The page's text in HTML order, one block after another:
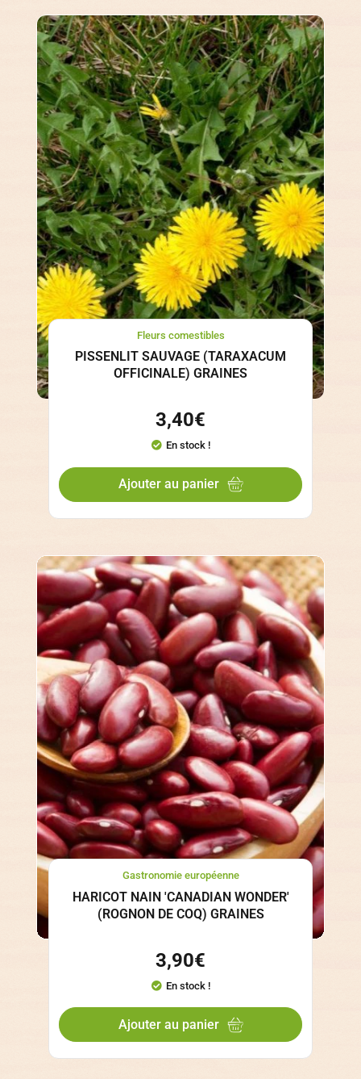
Fleurs comestibles
PISSENLIT SAUVAGE (TARAXACUM
OFFICINALE) GRAINES
3,40€
En stock !
Ajouter au panier
Gastronomie européenne
HARICOT NAIN 'CANADIAN WONDER'
(ROGNON DE COQ) GRAINES
3,90€
En stock !
Ajouter au panier